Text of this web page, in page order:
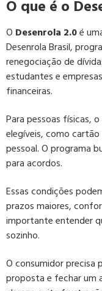
O que é o
O Desenrola 2.0é
Desenrola Brasil,
renegociação de
estudantes e
financeiras.
Para pessoas físicas,
elegíveis, como
pessoal. O programa
para acordos.
Essas condições
prazos maiores,
importante entender
sozinho.
O consumidor precisa
proposta e fechar um